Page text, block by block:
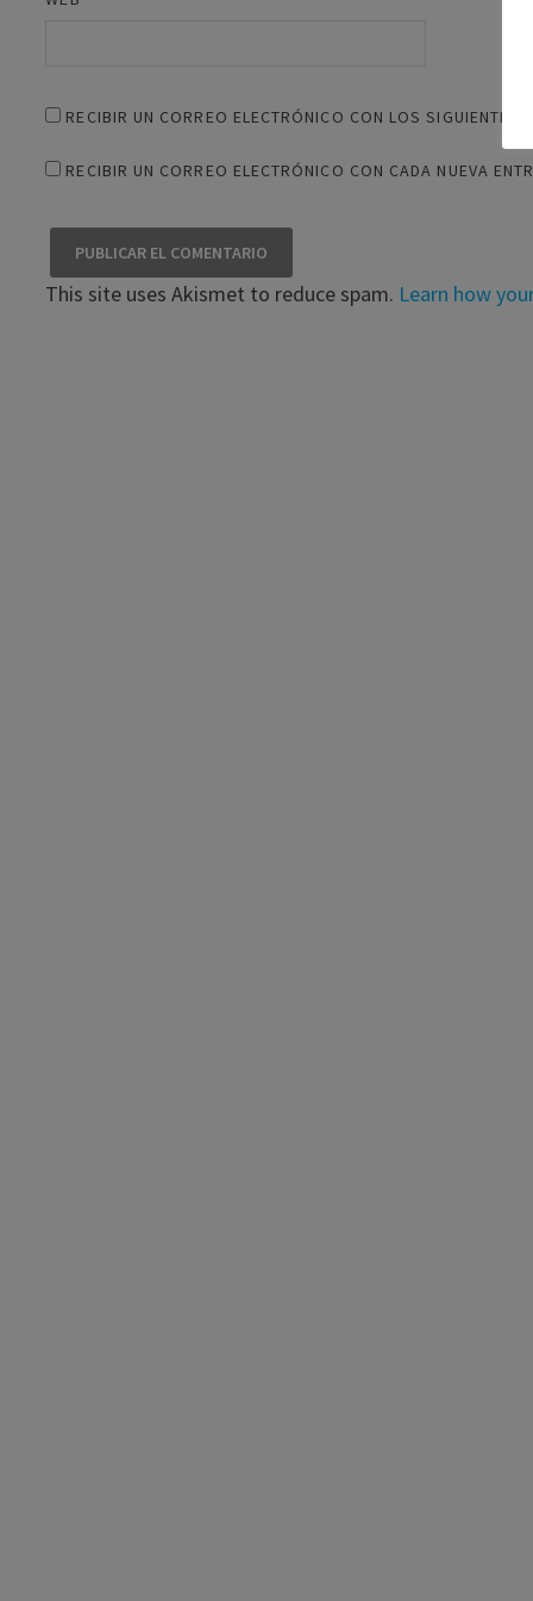
RECIBIR UN CORREO ELECTRÓNICO CON LOS SIGUIENTES
RECIBIR UN CORREO ELECTRÓNICO CON CADA NUEVA
This site uses Akismet to reduce spam. Learn how